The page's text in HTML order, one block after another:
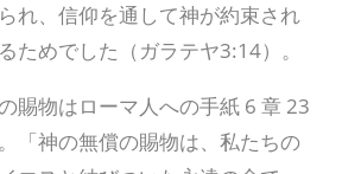
れ、信仰を通して神が約束され
ためでした（ガラテヤ3:14）。
賜物はローマ人への手紙 6 章 23
「神の無償の賜物は、私たちの